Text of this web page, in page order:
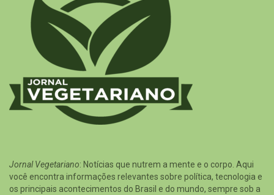
Jornal Vegetariano: Notícias que nutrem a mente e o corpo. Aqui
você encontra informações relevantes sobre política, tecnologia e
os principais acontecimentos do Brasil e do mundo, sempre sob a